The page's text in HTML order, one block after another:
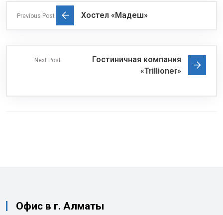
Previous Post Хостел «Мадеш»
Next Post
Гостиничная компания
«Trillioner»
Офис в г. Алматы